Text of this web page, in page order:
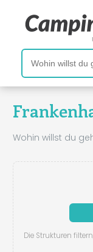
Wohin willst du
Die Strukturen